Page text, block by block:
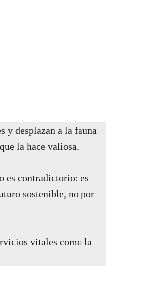
y desplazan a la fauna
la hace valiosa.
es contradictorio: es
sostenible, no por
vitales como la